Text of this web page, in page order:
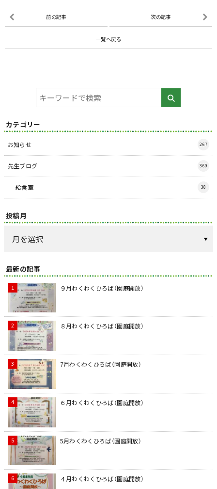
前の記事 次の記事
一覧へ戻る
カテゴリー
お知らせ 267
先生ブログ 369
給食室 38
投稿月
最新の記事
９月わくわくひろば（園庭開放）
８月わくわくひろば（園庭開放）
7月わくわくひろば（園庭開放）
６月わくわくひろば（園庭開放）
5月わくわくひろば（園庭開放）
４月わくわくひろば（園庭開放）